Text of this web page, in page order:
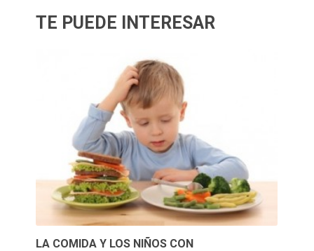
TE PUEDE INTERESAR
LA COMIDA Y LOS NIÑOS CON